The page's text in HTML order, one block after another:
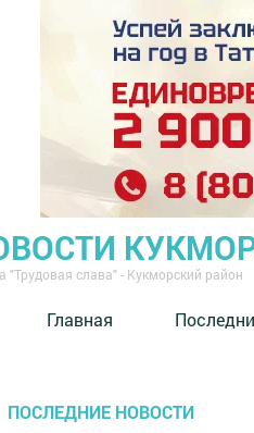
"Трудовая слава" - Кукморский район
Главная
ПОСЛЕДНИЕ НОВОСТИ